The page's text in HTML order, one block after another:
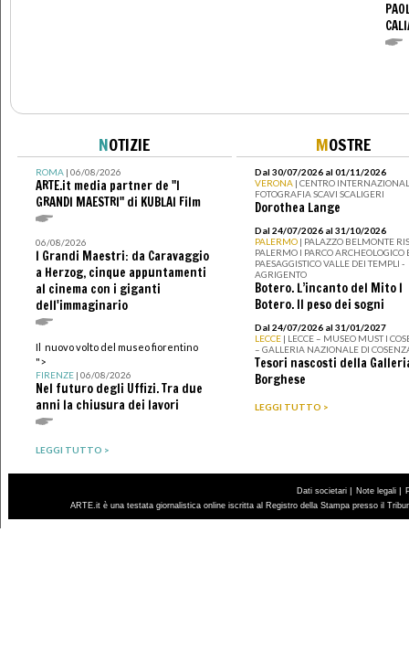
NOTIZIE
ROMA| 06/08/2026
ARTE.it media partner de "I
GRANDI MAESTRI" di KUBLAI Film
06/08/2026
I Grandi Maestri: da Caravaggio
a Herzog, cinque appuntamenti
al cinema con i giganti
dell'immaginario
Il nuovo volto del museo fiorentino
">
FIRENZE| 06/08/2026
Nel futuro degli Uffizi. Tra due
anni la chiusura dei lavori
LEGGI TUTTO >
MOSTRE
Dal 30/07/2026 al 01/11/2026
VERONA | CENTRO
FOTOGRAFIA SCAVI SCALIGERI
Dorothea Lange
Dal 24/07/2026 al 31/10/2026
PALERMO | PALAZZO BELMONTE
PALERMO I PARCO ARCHEOLOGICO
PAESAGGISTICO VALLE DEI TEMPLI -
AGRIGENTO
Botero. L’incanto del Mito I
Botero. Il peso dei sogni
Dal 24/07/2026 al 31/01/2027
LECCE | LECCE – MUSEO MUST I
– GALLERIA NAZIONALE DI
Tesori nascosti della
Borghese
LEGGI TUTTO >
Dati societari | Note legali |
ARTE.it è una testata giornalistica online iscritta al Registro della Stampa presso il